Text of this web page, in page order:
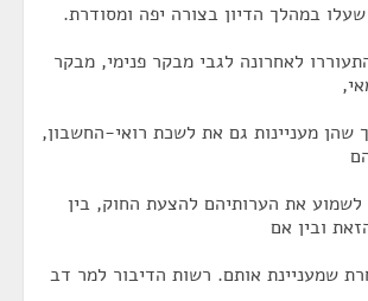
במהלך הדיון בצורה יפה ומסודרת.
לאחרונה לגבי מבקר פנימי, מבקר
שהן מעניינות גם את לשכת רואי-החשבון,
לשמוע את הערותיהם להצעת החוק, בין
ובין אם
שמעניינת אותם. רשות הדיבור למר דב